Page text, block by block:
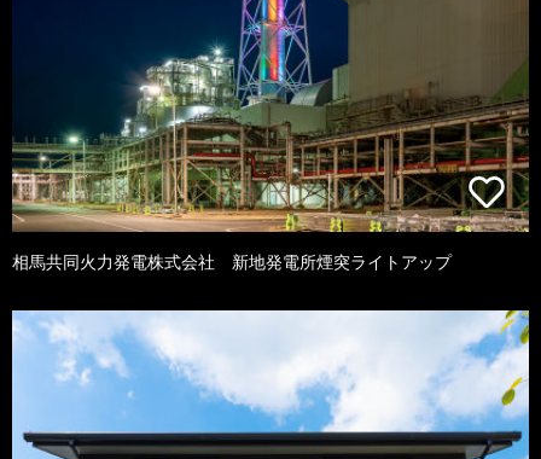
相馬共同火力発電株式会社 新地発電所煙突ライトアップ